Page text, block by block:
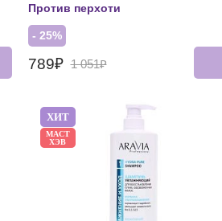
Против перхоти
- 25%
789₽ 1 051₽
ХИТ
МАСТ
ХЭВ